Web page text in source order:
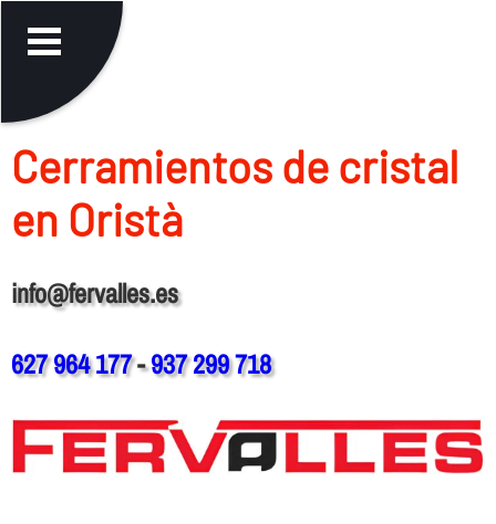
Cerramientos de cristal
en Oristà
info@fervalles.es
627 964 177-937 299 718